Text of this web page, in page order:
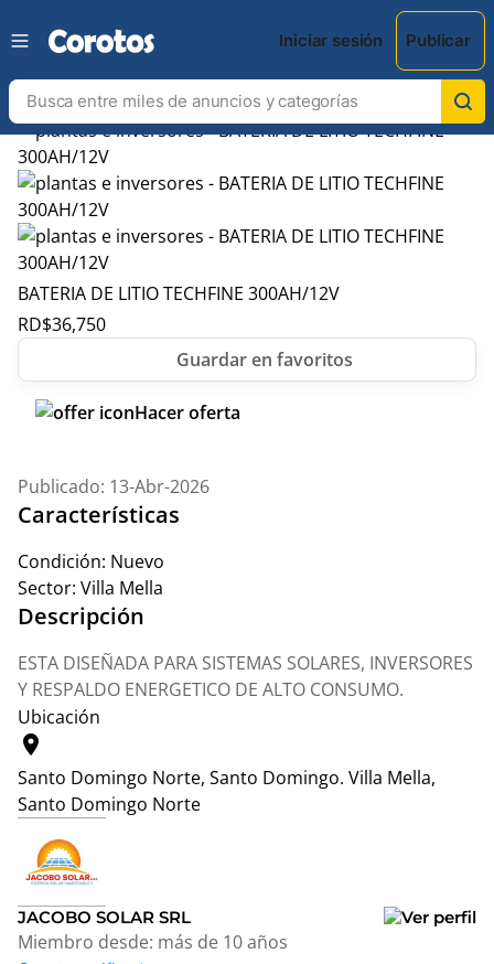
Iniciar sesión Publicar
BATERIA DE LITIO TECHFINE 300AH/12V
RD$36,750
Hacer oferta
Publicado: 13-Abr-2026
Características
Condición: Nuevo
Sector: Villa Mella
Descripción
ESTA DISEÑADA PARA SISTEMAS SOLARES, INVERSORES
Y RESPALDO ENERGETICO DE ALTO CONSUMO.
Ubicación
location_on
Santo Domingo Norte, Santo Domingo. Villa Mella,
Santo Domingo Norte
+
−
JACOBO SOLAR SRL
Miembro desde: más de 10 años